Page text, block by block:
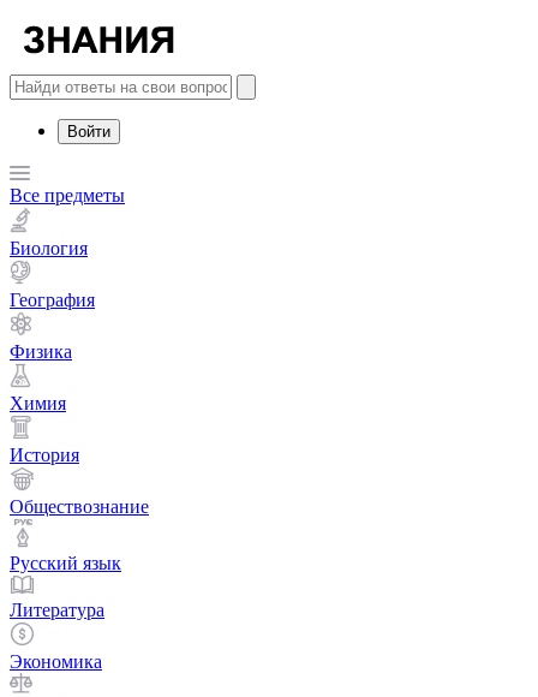
Войти
Все предметы
Биология
География
Физика
Химия
История
Обществознание
Русский язык
Литература
Экономика